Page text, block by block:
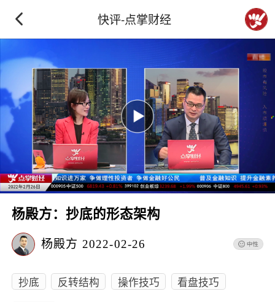
快评-点掌财经
杨殿方：抄底的形态架构
杨殿方 2022-02-26
抄底 反转结构 操作技巧
看盘技巧